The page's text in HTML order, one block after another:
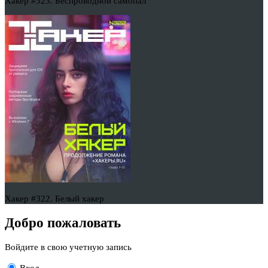
Хакер #322. Белый хакер
Добро пожаловать
Войдите в свою учетную запись